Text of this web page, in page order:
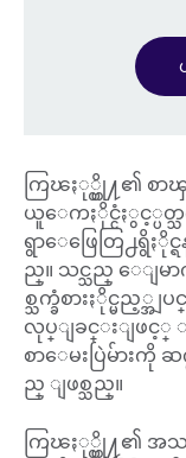
ကြၽႏု္ပ္တို႔၏
ယူေကႏိုင္ငံႏွင့္ပတ္
ရွာေဖြေတြ႕ရွိႏိုင္
ည္။ သင္သည္ ေျမာက္မ်
စ္သက္ခံစားႏိုင္မည့္
လုပ္ျခင္းျဖင့္
စာေမးပြဲမ်ားကို
ည္ ျဖစ္သည္။
ကြၽႏု္ပ္တို႔၏ အသ